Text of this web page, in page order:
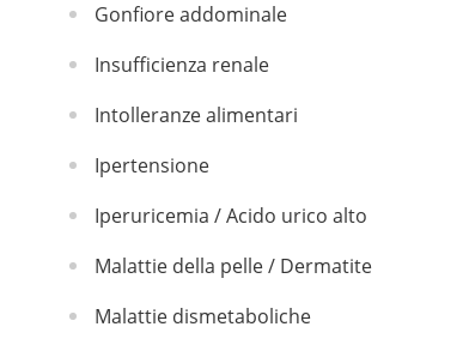
Gonfiore addominale
Insufficienza renale
Intolleranze alimentari
Ipertensione
Iperuricemia / Acido urico alto
Malattie della pelle / Dermatite
Malattie dismetaboliche